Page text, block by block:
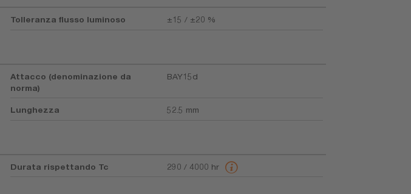
Tolleranza flusso luminoso ±15 / ±20 %
Attacco (denominazione da
norma)
BAY15d
Lunghezza 52.5 mm
Durata rispettando Tc 290 / 4000 hr